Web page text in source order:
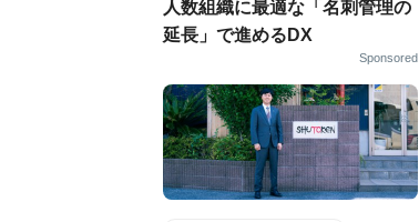
人数組織に最適な「名刺管理の
延長」で進めるDX
Sponsored